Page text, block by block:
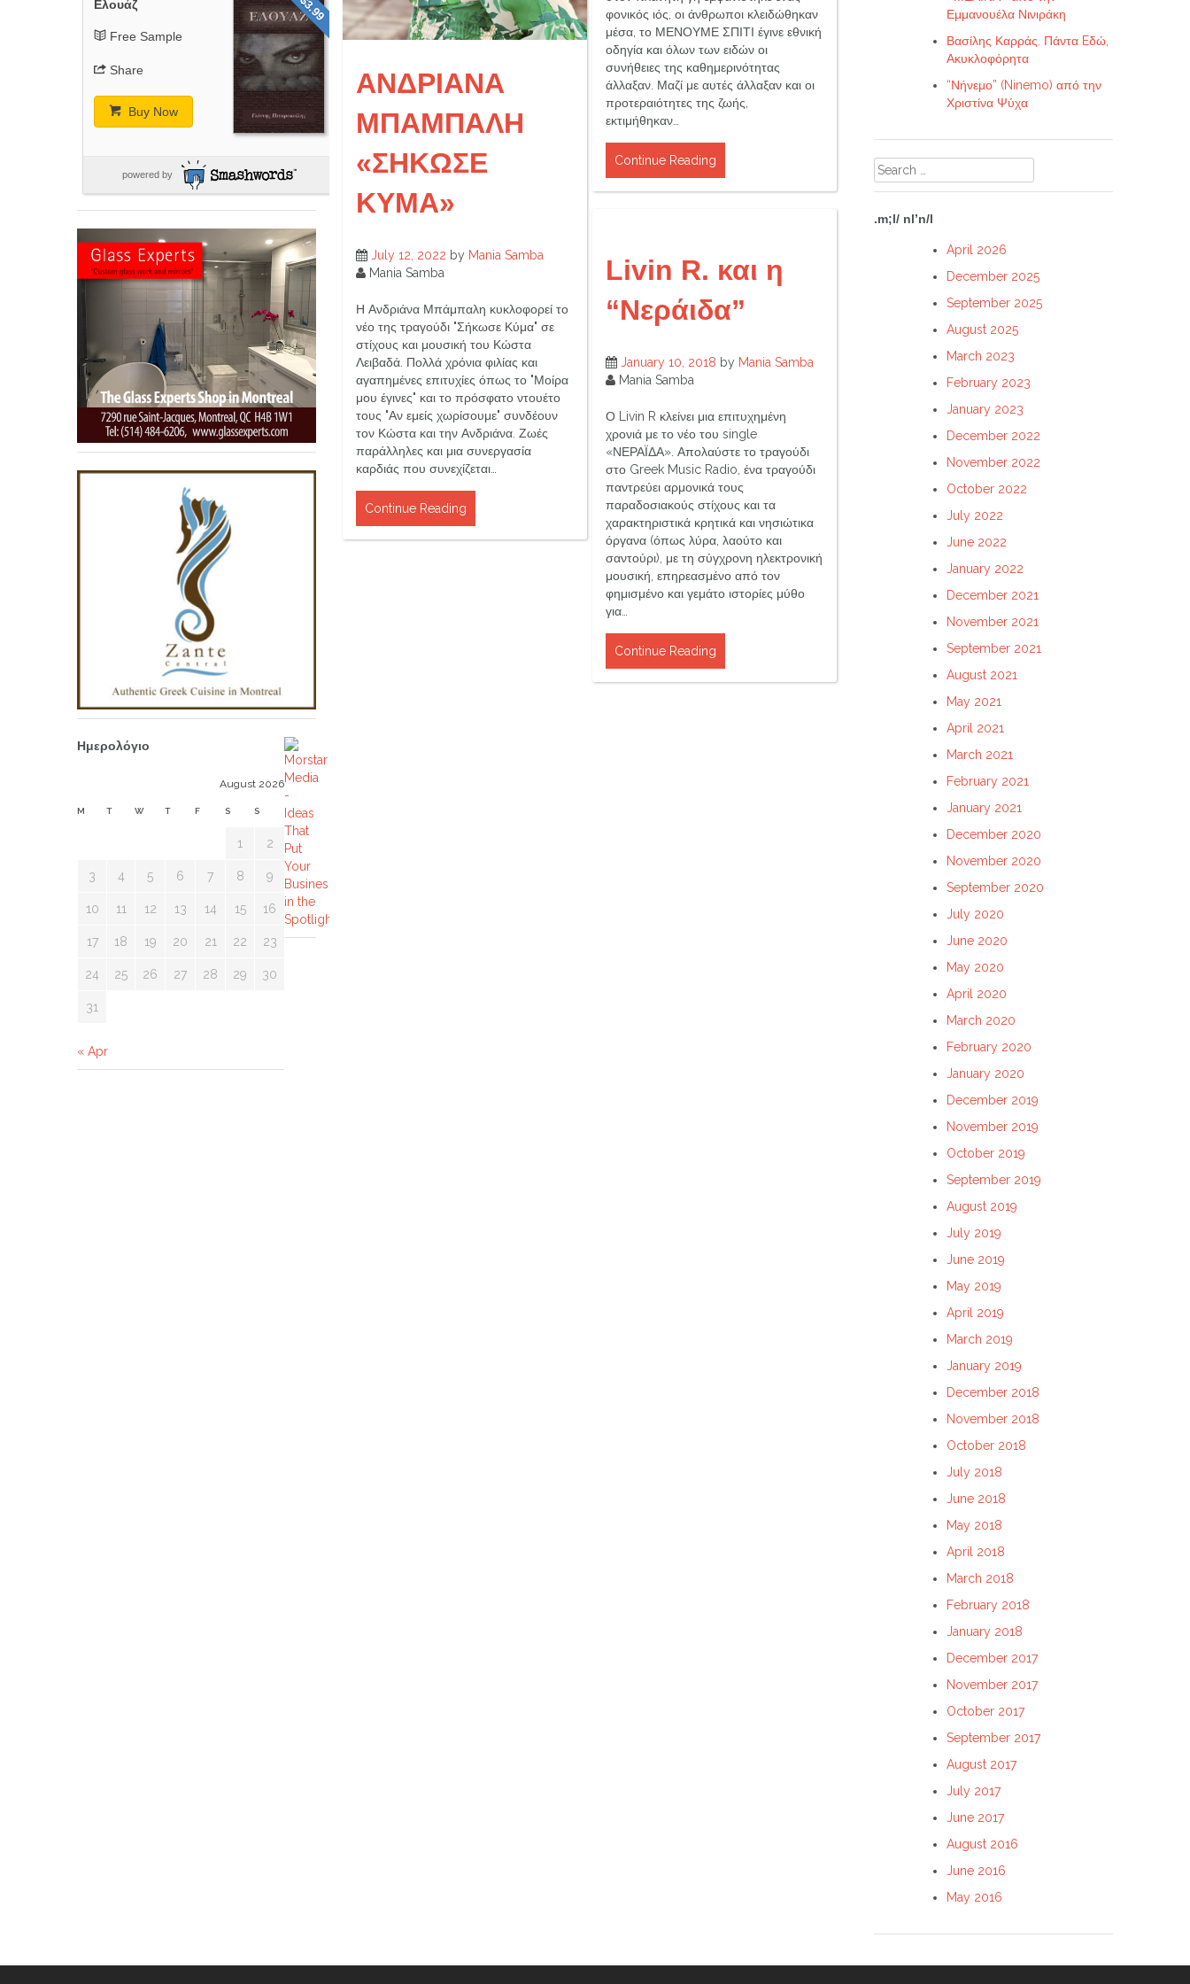
$3.99
Ελουάζ
Free Sample
Share
Buy Now
powered by
Ημερολόγιο
August 2026
M T W T F S S
1 2
3 4 5 6 7 8 9
10 11 12 13 14 15 16
17 18 19 20 21 22 23
24 25 26 27 28 29 30
31
« Apr
ΑΝΔΡΙΑΝΑ
ΜΠΑΜΠΑΛΗ
«ΣΗΚΩΣΕ
ΚΥΜΑ»
July 12, 2022 by Mania Samba
Mania Samba
Η Ανδριάνα Μπάμπαλη κυκλοφορεί το
νέο της τραγούδι "Σήκωσε Κύμα" σε
στίχους και μουσική του Κώστα
Λειβαδά. Πολλά χρόνια φιλίας και
αγαπημένες επιτυχίες όπως το "Μοίρα
μου έγινες" και το πρόσφατο ντουέτο
τους "Αν εμείς χωρίσουμε" συνδέουν
τον Κώστα και την Ανδριάνα. Ζωές
παράλληλες και μια συνεργασία
καρδιάς που συνεχίζεται…
Continue Reading
φονικός ιός, οι άνθρωποι κλειδώθηκαν
μέσα, το ΜΕΝΟΥΜΕ ΣΠΙΤΙ έγινε εθνική
οδηγία και όλων των ειδών οι
συνήθειες της καθημερινότητας
άλλαξαν. Μαζί με αυτές άλλαξαν και οι
προτεραιότητες της ζωής,
εκτιμήθηκαν…
Continue Reading
Livin R. και η
“Νεράιδα”
January 10, 2018 by Mania Samba
Mania Samba
Ο Livin R κλείνει μια επιτυχημένη
χρονιά με το νέο του single
«ΝΕΡΑΪΔΑ». Απολαύστε το τραγούδι
στο Greek Music Radio, ένα τραγούδι
παντρεύει αρμονικά τους
παραδοσιακούς στίχους και τα
χαρακτηριστικά κρητικά και νησιώτικα
όργανα (όπως λύρα, λαούτο και
σαντούρι), με τη σύγχρονη ηλεκτρονική
μουσική, επηρεασμένο από τον
φημισμένο και γεμάτο ιστορίες μύθο
για…
Continue Reading
Εμμανουέλα Νινιράκη
Βασίλης Καρράς. Πάντα Eδώ,
Ακυκλοφόρητα
“Νήνεμο” (Ninemo) από την
Χριστίνα Ψύχα
Search
for:
.m;l/ nl’n/l
April 2026
December 2025
September 2025
August 2025
March 2023
February 2023
January 2023
December 2022
November 2022
October 2022
July 2022
June 2022
January 2022
December 2021
November 2021
September 2021
August 2021
May 2021
April 2021
March 2021
February 2021
January 2021
December 2020
November 2020
September 2020
July 2020
June 2020
May 2020
April 2020
March 2020
February 2020
January 2020
December 2019
November 2019
October 2019
September 2019
August 2019
July 2019
June 2019
May 2019
April 2019
March 2019
January 2019
December 2018
November 2018
October 2018
July 2018
June 2018
May 2018
April 2018
March 2018
February 2018
January 2018
December 2017
November 2017
October 2017
September 2017
August 2017
July 2017
June 2017
August 2016
June 2016
May 2016